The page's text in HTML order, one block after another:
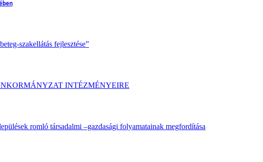
szakellátás fejlesztése”
INTÉZMÉNYEIRE
romló társadalmi –gazdasági folyamatainak megfordítása